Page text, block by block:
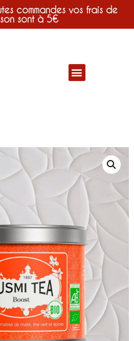
commandes vos frais de
sont à 5€